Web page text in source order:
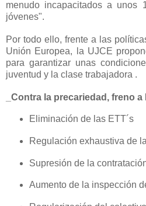
menudo incapacitados a unos
jóvenes".
Por todo ello, frente a las
Unión Europea, la UJCE
para garantizar unas
juventud y la clase trabajadora .
_Contra la precariedad, freno
Eliminación de las ETT´s
Regulación exhaustiva de
Supresión de la
Aumento de la inspección